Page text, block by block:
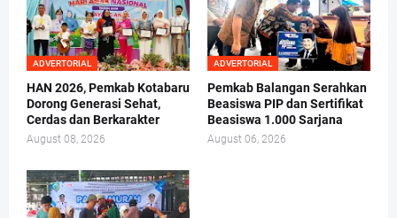
ADVERTORIAL
HAN 2026, Pemkab Kotabaru
Dorong Generasi Sehat,
Cerdas dan Berkarakter
August 08, 2026
ADVERTORIAL
Pemkab Balangan Serahkan
Beasiswa PIP dan Sertifikat
Beasiswa 1.000 Sarjana
August 06, 2026